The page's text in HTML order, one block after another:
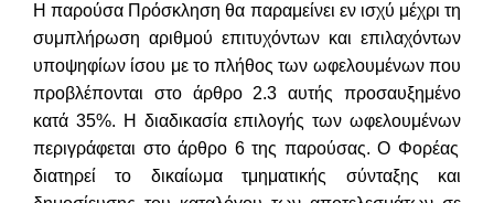
Η παρούσα Πρόσκληση θα παραμείνει εν ισχύ μέχρι τη
συμπλήρωση αριθμού επιτυχόντων και επιλαχόντων
υποψηφίων ίσου με το πλήθος των ωφελουμένωνπου
προβλέπονται στο άρθρο 2.3 αυτής προσαυξημένο
κατά 35%. Η διαδικασία επιλογής των ωφελουμένων
περιγράφεται στο άρθρο 6 της παρούσας. Ο Φορέας
διατηρεί το δικαίωμα τμηματικής σύνταξης και